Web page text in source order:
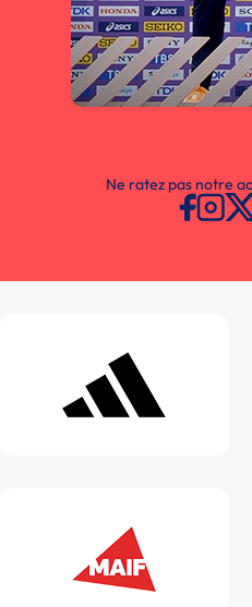
Ne ratez pas notre